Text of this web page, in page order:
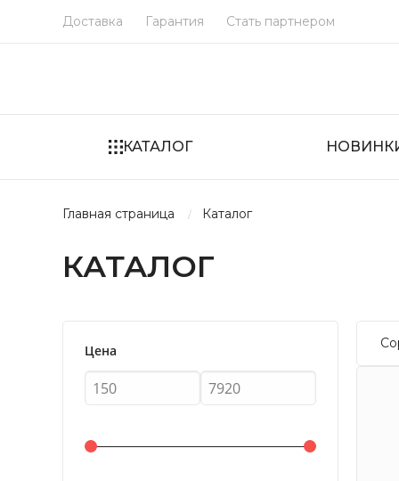
Доставка Гарантия Стать партнером
КАТАЛОГ
главная страница каталог
КАТАЛОГ
Цена